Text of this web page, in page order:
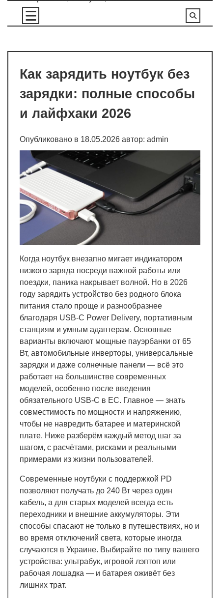
Перейти
содержимому
Как зарядить ноутбук без
зарядки: полные способы
и лайфхаки 2026
Опубликовано в 18.05.2026 автор: admin
Когда ноутбук внезапно мигает индикатором
низкого заряда посреди важной работы или
поездки, паника накрывает волной. Но в 2026
году зарядить устройство без родного блока
питания стало проще и разнообразнее
благодаря USB-C Power Delivery, портативным
станциям и умным адаптерам. Основные
варианты включают мощные пауэрбанки от 65
Вт, автомобильные инверторы, универсальные
зарядки и даже солнечные панели — всё это
работает на большинстве современных
моделей, особенно после введения
обязательного USB-C в ЕС. Главное — знать
совместимость по мощности и напряжению,
чтобы не навредить батарее и материнской
плате. Ниже разберём каждый метод шаг за
шагом, с расчётами, рисками и реальными
примерами из жизни пользователей.
Современные ноутбуки с поддержкой PD
позволяют получать до 240 Вт через один
кабель, а для старых моделей всегда есть
переходники и внешние аккумуляторы. Эти
способы спасают не только в путешествиях, но и
во время отключений света, которые иногда
случаются в Украине. Выбирайте по типу вашего
устройства: ультрабук, игровой лэптоп или
рабочая лошадка — и батарея оживёт без
лишних трат.